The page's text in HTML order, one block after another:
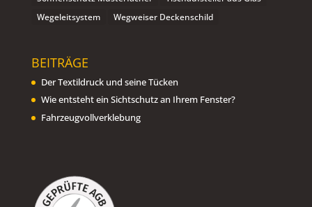
Wegeleitsystem
Wegweiser Deckenschild
BEITRÄGE
Der Textildruck und seine Tücken
Wie entsteht ein Sichtschutz an Ihrem Fenster?
Fahrzeugvollverklebung